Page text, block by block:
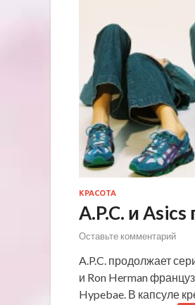
КРАСОТА
A.P.C. и
Оставьте комментарий
A.P.C. продолжает
и Ron Herman
Hypebae. В капсуле